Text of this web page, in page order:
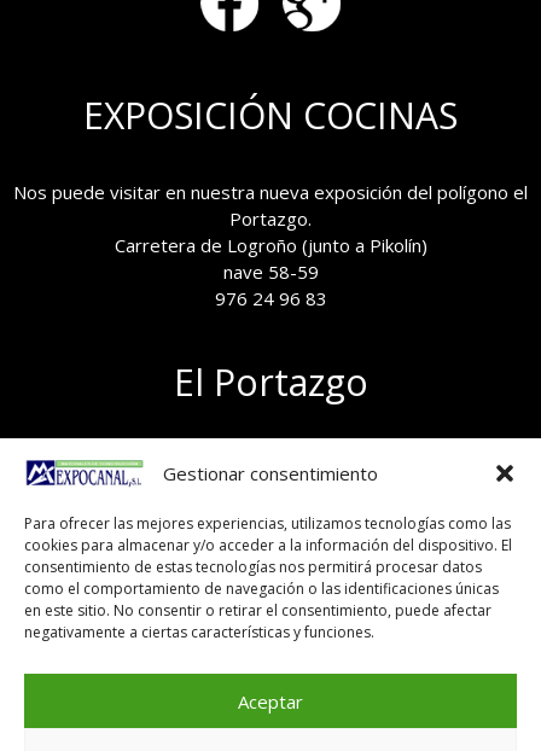
Gestionar consentimiento
Para ofrecer las mejores experiencias, utilizamos tecnologías como las
cookies para almacenar y/o acceder a la información del dispositivo. El
consentimiento de estas tecnologías nos permitirá procesar datos
como el comportamiento de navegación o las identificaciones únicas
en este sitio. No consentir o retirar el consentimiento, puede afectar
negativamente a ciertas características y funciones.
Aceptar
EXPOSICIÓN COCINAS
Nos puede visitar en nuestra nueva exposición del polígono el
Portazgo.
Carretera de Logroño (junto a Pikolín)
nave 58-59
976 24 96 83
El Portazgo
Polígono el Portazgo, nave 59
50011 Zaragoza
Tel 976 24 96 83
exposicion@expocanal.es
Aviso Legal
Política de cookies